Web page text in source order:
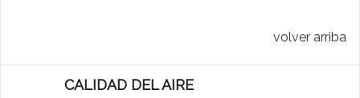
volver arriba
CALIDAD DEL AIRE